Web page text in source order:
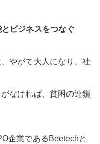
ビジネスをつなぐ
やがて大人になり、社
なければ、貧困の連鎖
企業であるBeetechと